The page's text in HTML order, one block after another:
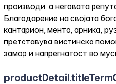
производи, а неговата
Благодарение на својата
кантарион, мента, арника,
претставува вистинска
замор и напрегнатост во